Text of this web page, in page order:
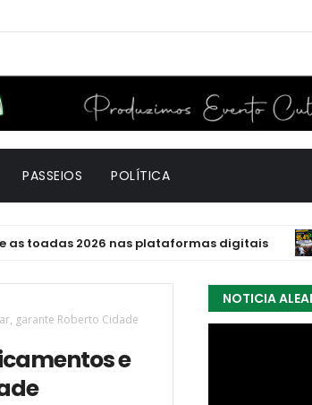
PASSEIOS POLÍTICA
2026 nas plataformas digitais
garante Roberto Cidade
e
NOTICIA